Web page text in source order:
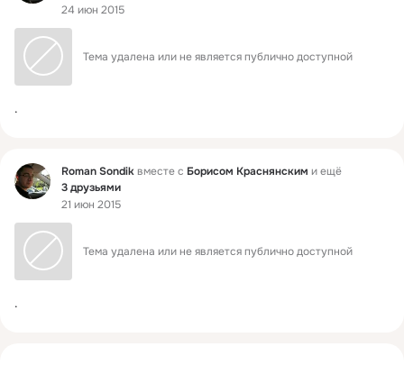
24 июн 2015
Тема удалена или не является публично доступной
.
Фид Roman Sondikвместе с Борисом Краснянским и ещё
3 друзьями
21 июн 2015
Тема удалена или не является публично доступной
.